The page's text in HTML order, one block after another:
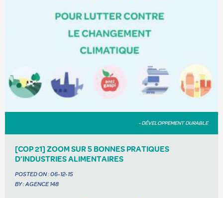
- DÉVELOPPEMENT DURABLE
[COP 21] ZOOM SUR 5 BONNES PRATIQUES
D’INDUSTRIES ALIMENTAIRES
POSTED ON :06-12-15
BY : AGENCE 148